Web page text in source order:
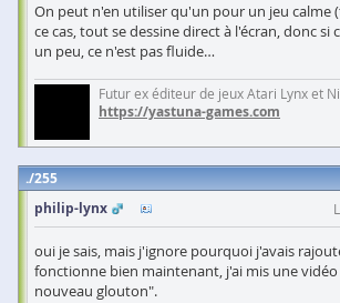
On peut n'en utiliser qu'un pour un jeu calme
ce cas, tout se dessine direct à l'écran, donc si
un peu, ce n'est pas fluide…
Futur ex éditeur de jeux Atari Lynx et
https://yastuna-games.com
255
philip-lynx
oui je sais, mais j'ignore pourquoi j'avais
fonctionne bien maintenant, j'ai mis une
nouveau glouton".